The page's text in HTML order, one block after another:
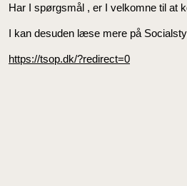
Har I spørgsmål , er I velkomne til at
I kan desuden læse mere på
https://tsop.dk/?redirect=0